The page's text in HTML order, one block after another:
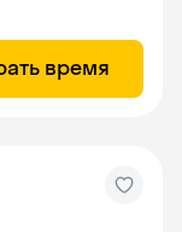
время